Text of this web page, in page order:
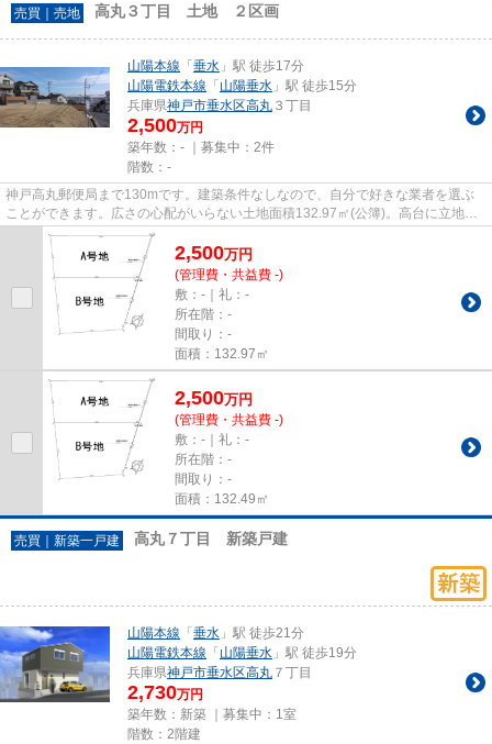
売買｜売地 高丸３丁目 土地 ２区画
山陽本線 「 垂水 」駅 徒歩17分
山陽電鉄本線 「 山陽垂水 」駅 徒歩15分
兵庫県神戸市垂水区高丸 ３丁目
2,500万円
築年数：- ｜募集中： 2件
階数：-
神戸高丸郵便局まで130mです。建築条件なしなので、自分で好きな業者を選ぶ
ことができます。広さの心配がいらない土地面積132.97㎡(公簿)。高台に立地す
るので人が家の前に通らないの...
2,500万円
(管理費・共益費 -)
敷：-｜礼：-
所在階：-
間取り：-
面積：132.97㎡
2,500万円
(管理費・共益費 -)
敷：-｜礼：-
所在階：-
間取り：-
面積：132.49㎡
売買｜新築一戸建 高丸７丁目 新築戸建
山陽本線 「 垂水 」駅 徒歩21分
山陽電鉄本線 「 山陽垂水 」駅 徒歩19分
兵庫県神戸市垂水区高丸 ７丁目
2,730万円
築年数：新築 ｜募集中： 1室
階数：2階建